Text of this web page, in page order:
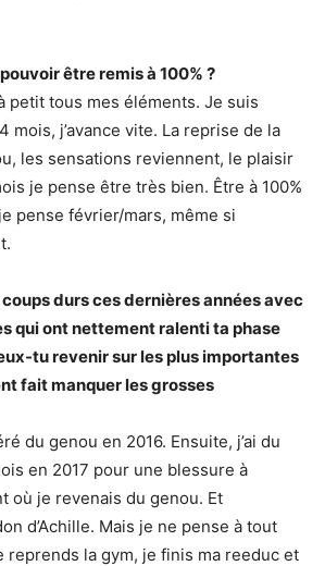
être remis à 100% ?
petit tous mes éléments. Je suis
mois, j’avance vite. La reprise de la
les sensations reviennent, le plaisir
je pense être très bien. Être à 100%
pense février/mars, même si
durs ces dernières années avec
qui ont nettement ralenti ta phase
tu revenir sur les plus importantes
fait manquer les grosses
du genou en 2016. Ensuite, j’ai du
en 2017 pour une blessure à
où je revenais du genou. Et
d’Achille. Mais je ne pense à tout
reprends la gym, je finis ma reeduc et